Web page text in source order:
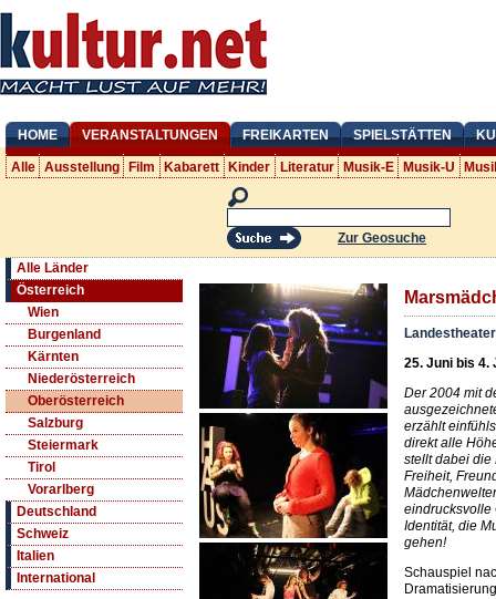
HOME VERANSTALTUNGEN FREIKARTEN SPIELSTÄTTEN
Alle Ausstellung Film Kabarett Kinder Literatur Musik-E Musik-U
Zur Geosuche
Alle Länder
Österreich
Wien
Burgenland
Kärnten
Niederösterreich
Oberösterreich
Salzburg
Steiermark
Tirol
Vorarlberg
Deutschland
Schweiz
Italien
International
25. Juni bis 4.
Der 2004 mit
erzählt
direkt alle
stellt dabei die
Freiheit,
eindrucksvolle
Identität, die
gehen!
Schauspiel